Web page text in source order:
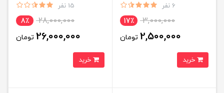
6 نفر
3,000,000 17٪
2,500,000 تومان
15 نفر
28,000,000 8٪
26,000,000 تومان